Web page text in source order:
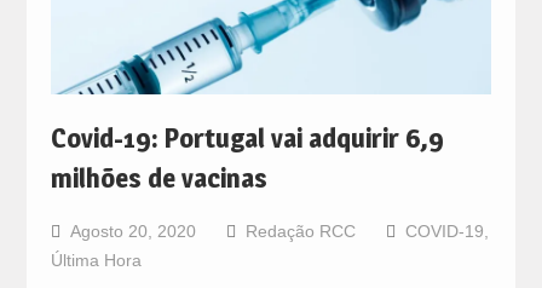
Covid-19: Portugal vai adquirir 6,9
milhões de vacinas
Agosto 20, 2020 Redação RCC COVID-19
Última Hora